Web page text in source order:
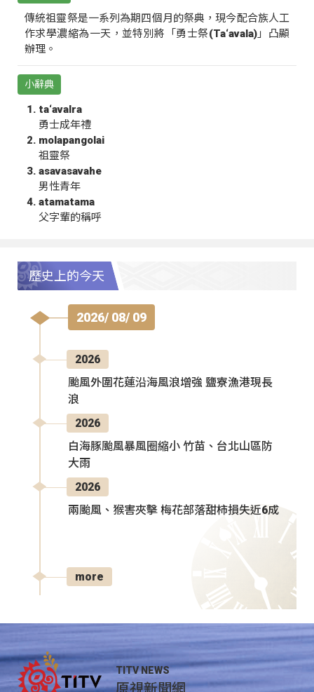
傳統祖靈祭是一系列為期四個月的祭典，現今配合族人工
作求學濃縮為一天，並特別將「勇士祭(Ta‘avala)」凸顯
辦理。
小辭典
ta‘avalra
勇士成年禮
molapangolai
祖靈祭
asavasavahe
男性青年
atamatama
父字輩的稱呼
歷史上的今天
2026/ 08/ 09
2026
颱風外圍花蓮沿海風浪增強 鹽寮漁港現長
浪
2026
白海豚颱風暴風圈縮小 竹苗、台北山區防
大雨
2026
兩颱風、猴害夾擊 梅花部落甜柿損失近6成
more
TITV NEWS
原視新聞網